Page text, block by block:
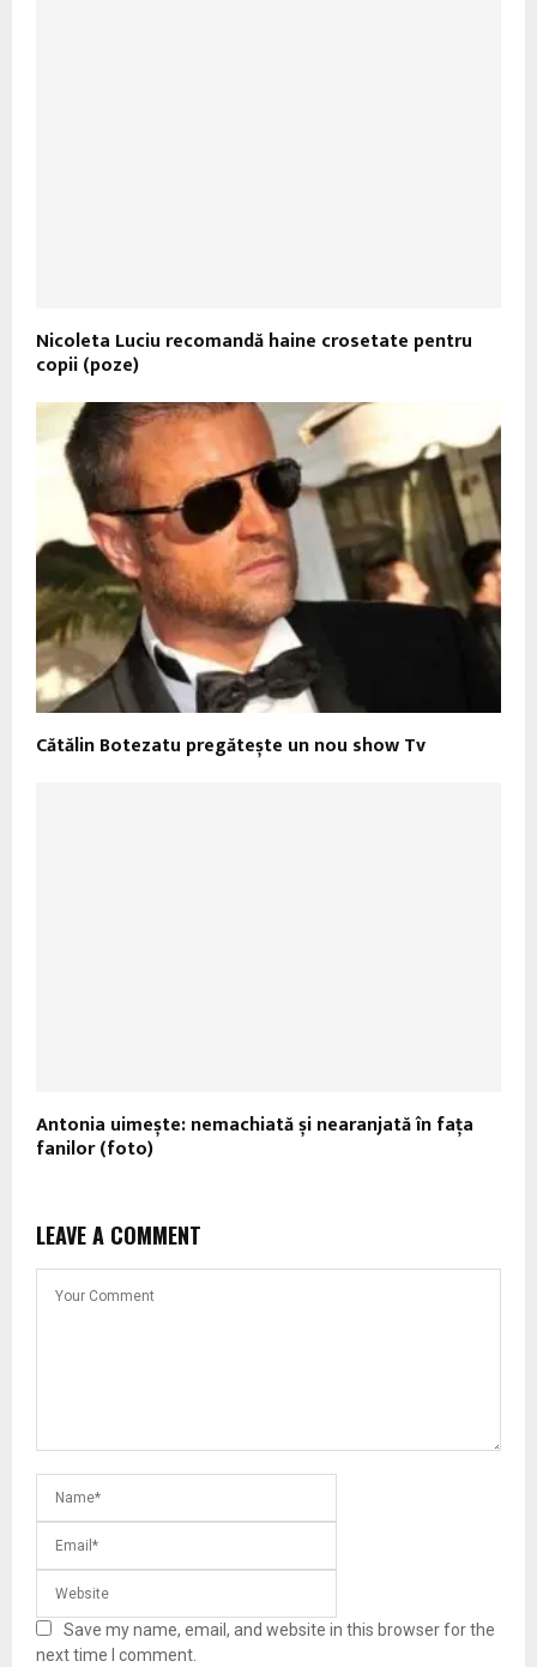
Nicoleta Luciu recomandă haine crosetate pentru
copii (poze)
Cătălin Botezatu pregătește un nou show Tv
Antonia uimește: nemachiată și nearanjată în fața
fanilor (foto)
LEAVE A COMMENT
Save my name, email, and website in this browser for the
next time I comment.